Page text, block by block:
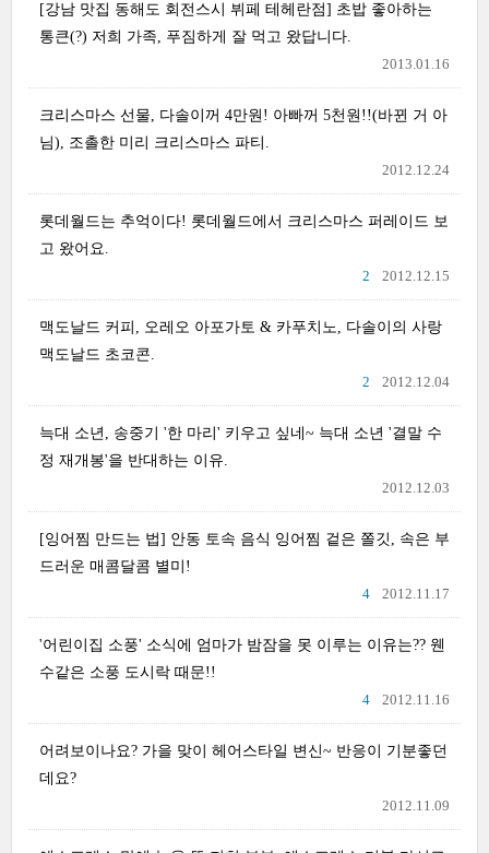
[강남 맛집 동해도 회전스시 뷔페 테헤란점] 초밥 좋아하는
통큰(?) 저희 가족, 푸짐하게 잘 먹고 왔답니다.
2013.01.16
크리스마스 선물, 다솔이꺼 4만원! 아빠꺼 5천원!!(바뀐 거 아
님), 조촐한 미리 크리스마스 파티.
2012.12.24
롯데월드는 추억이다! 롯데월드에서 크리스마스 퍼레이드 보
고 왔어요.
2012.12.15
2
맥도날드 커피, 오레오 아포가토 & 카푸치노, 다솔이의 사랑
맥도날드 초코콘.
2012.12.04
2
늑대 소년, 송중기 '한 마리' 키우고 싶네~ 늑대 소년 '결말 수
정 재개봉'을 반대하는 이유.
2012.12.03
[잉어찜 만드는 법] 안동 토속 음식 잉어찜 겉은 쫄깃, 속은 부
드러운 매콤달콤 별미!
2012.11.17
4
'어린이집 소풍' 소식에 엄마가 밤잠을 못 이루는 이유는?? 웬
수같은 소풍 도시락 때문!!
2012.11.16
4
어려보이나요? 가을 맞이 헤어스타일 변신~ 반응이 기분좋던
데요?
2012.11.09